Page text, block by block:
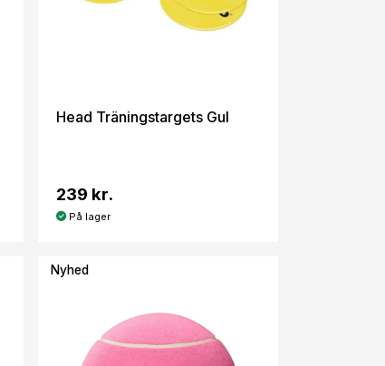
Head Träningstargets Gul
239 kr.
På lager
Nyhed